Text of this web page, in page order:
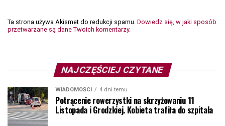
Ta strona używa Akismet do redukcji spamu. Dowiedz się, w jaki sposób
przetwarzane są dane Twoich komentarzy.
NAJCZĘŚCIEJ CZYTANE
WIADOMOŚCI 4 dni temu
Potrącenie rowerzystki na skrzyżowaniu 11
Listopada i Grodzkiej. Kobieta trafiła do szpitala